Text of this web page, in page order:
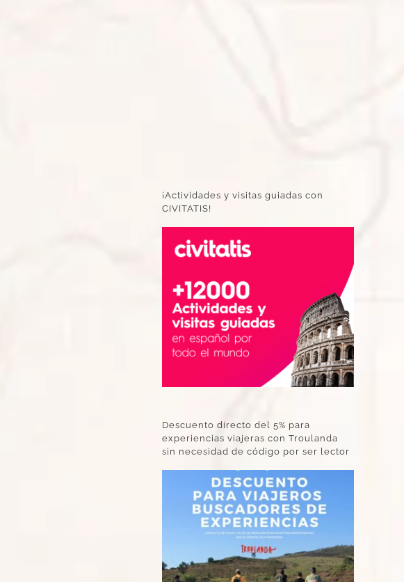
¡Actividades y visitas guiadas con
CIVITATIS!
Descuento directo del 5% para
experiencias viajeras con Troulanda
sin necesidad de código por ser lector